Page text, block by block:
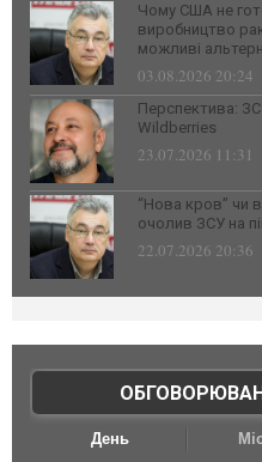
Чому США не
виробництво
можливі
03.08.2026 20:24
Перспектива:
Wildberries
23.07.2026 11:31
“Нова кров” чи
очолив ЗСУ на
22.07.2026 20:36
День